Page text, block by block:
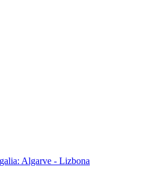
Algarve - Lizbona